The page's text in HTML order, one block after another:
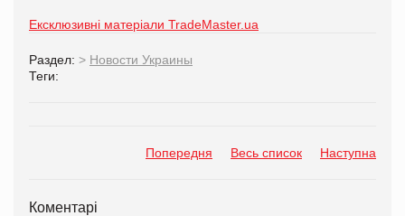
Ексклюзивні матеріали TradeMaster.ua
Раздел: > Новости Украины
Теги:
Попередня Весь список Наступна
Коментарі